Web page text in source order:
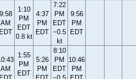
9:58
AM
EDT
1:10
PM
EDT
0.8 kt
4:37
PM
EDT
7:22
PM
EDT
−0.5
kt
9:56
PM
EDT
AM
1:55
PM
EDT
5:26
PM
8:10
PM
EDT
10:46
PM